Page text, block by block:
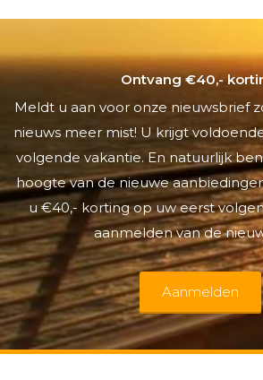
Ontvang €40,-
Meldt u aan voor onze nieuwsbrief
nieuws meer mist! U krijgt
volgende vakantie. En natuurlijk
hoogte van de nieuwe
u €40,- korting op uw eerst
aanmelden van de
Aanmelden